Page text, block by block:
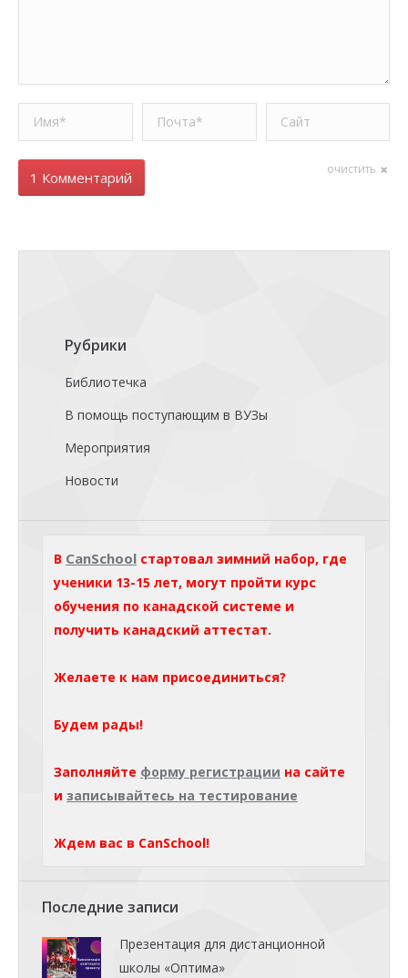
Имя * Почта * Сайт
очистить
1 Комментарий
Рубрики
Библиотечка
В помощь поступающим в ВУЗы
Мероприятия
Новости
В CanSchool стартовал зимний набор, где
ученики 13-15 лет, могут пройти курс
обучения по канадской системе и
получить канадский аттестат.
Желаете к нам присоединиться?
Будем рады!
Заполняйте форму регистрации на сайте
и записывайтесь на тестирование
Ждем вас в CanSchool!
Последние записи
Презентация для дистанционной
школы «Оптима»